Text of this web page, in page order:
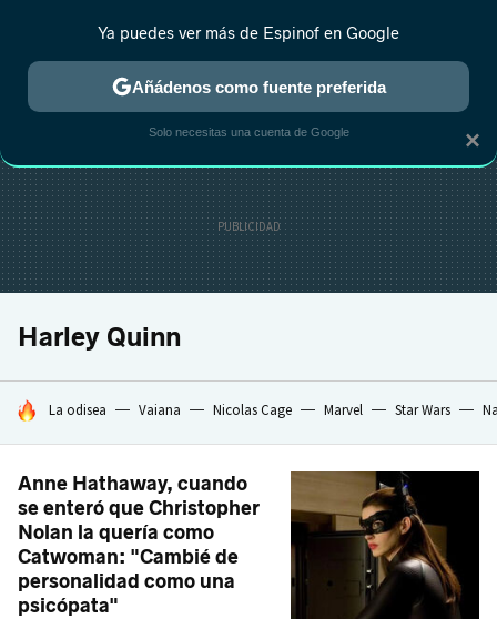
ESTRENOS REALITY ANIME RANKINGS CINE
Harley Quinn
HOY SE HABLA DE
La odisea Vaiana Nicolas Cage Marvel Star Wars
Anne Hathaway, cuando
se enteró que Christopher
Nolan la quería como
Catwoman: "Cambié de
personalidad como una
psicópata"
×
Ya puedes ver más de Espinof en Google
Añádenos como fuente preferida
Solo necesitas una cuenta de Google